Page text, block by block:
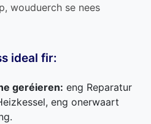
wouduerch se nees
ideal fir:
geréieren: eng Reparatur
eng onerwaart